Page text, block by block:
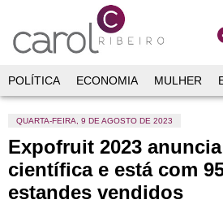
POLÍTICA ECONOMIA MULHER
QUARTA-FEIRA, 9 DE AGOSTO DE 2023
Expofruit 2023
científica e está com
estandes vendidos